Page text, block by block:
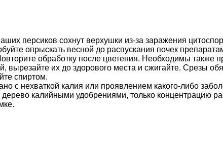
персиков сохнут верхушки из-за заражения
опрыскать весной до распускания почек
обработку после цветения. Необходимы также
вырезайте их до здорового места и сжигайте. Срезы
спиртом.
с нехваткой калия или проявлением какого-либо
калийными удобрениями, только концентрацию